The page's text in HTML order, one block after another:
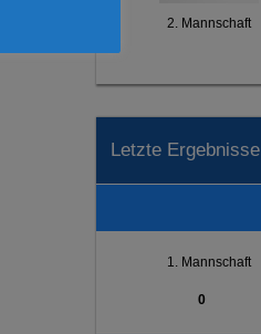
2. Mannschaft
Letzte Ergebnisse
1. Mannschaft
0